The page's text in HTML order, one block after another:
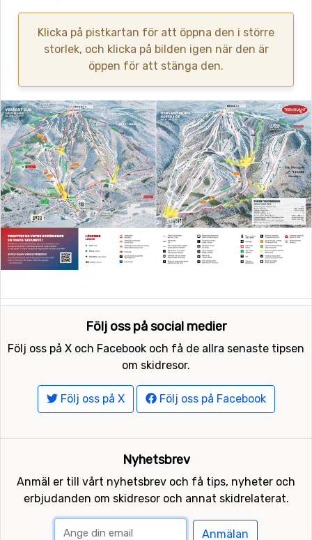
Klicka på pistkartan för att öppna den i större
storlek, och klicka på bilden igen när den är
öppen för att stänga den.
Följ oss på social medier
Följ oss på X och Facebook och få de allra senaste tipsen
om skidresor.
Följ oss på X Följ oss på Facebook
Nyhetsbrev
Anmäl er till vårt nyhetsbrev och få tips, nyheter och
erbjudanden om skidresor och annat skidrelaterat.
Anmälan